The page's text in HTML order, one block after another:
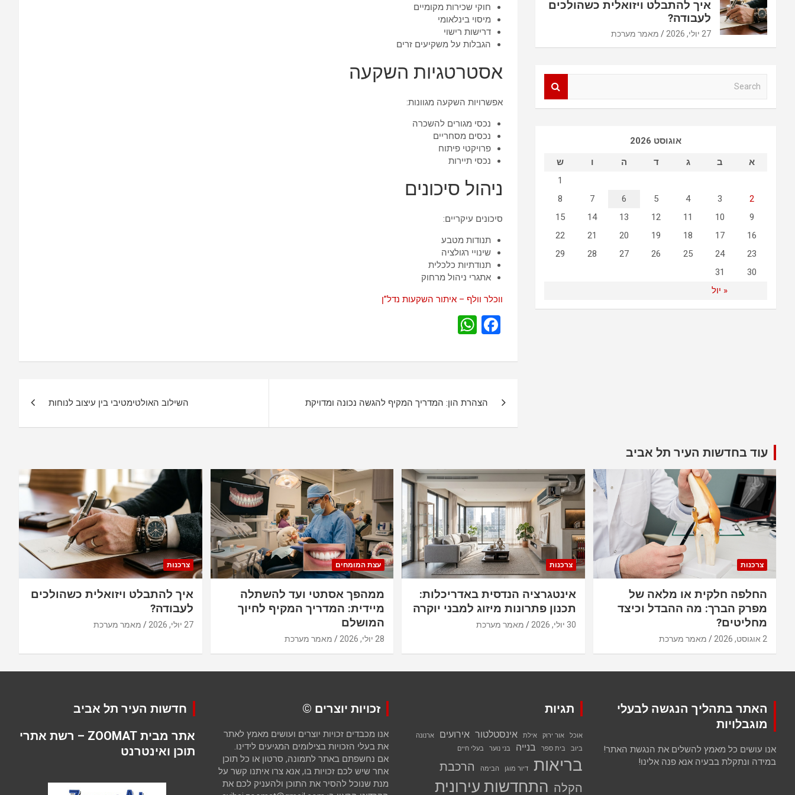
חוקי שכירות מקומיים
מיסוי בינלאומי
דרישות רישוי
הגבלות על משקיעים זרים
אסטרטגיות השקעה
אפשרויות השקעה מגוונות:
נכסי מגורים להשכרה
נכסים מסחריים
פרויקטי פיתוח
נכסי תיירות
ניהול סיכונים
סיכונים עיקריים:
תנודות מטבע
שינויי רגולציה
תנודתיות כלכלית
אתגרי ניהול מרחוק
ווכלר וולף – איתור השקעות נדל”ן
F
ce
o
W
at
A
ו
ט
הצהרת הון: המדריך המקיף להגשה נכונה ומדויקת השילוב האולטימטיבי בין עיצוב לנוחות
איך להתבלט ויזואלית כשהולכים
לעבודה?
27 יולי, 2026 מאמר מערכת
אוגוסט 2026
א
ב ג ד ה ו ש
« יול
1
2
3
4
5
6
7
8
9
10
11
12
13
14
15
16
17
18
19
20
21
22
23
24
25
26
27
28
29
30
31
עוד בחדשות העיר תל אביב
צרכנות
החלפה חלקית או מלאה של
מפרק הברך: מה ההבדל וכיצד
מחליטים?
2 אוגוסט, 2026 מאמר מערכת
צרכנות
אינטגרציה הנדסית באדריכלות:
תכנון פתרונות מיזוג למבני יוקרה
30 יולי, 2026 מאמר מערכת
עצת המומחים
ממהפך אסתטי ועד להשתלה
מיידית: המדריך המקיף לחיוך
המושלם
28 יולי, 2026 מאמר מערכת
צרכנות
איך להתבלט ויזואלית כשהולכים
לעבודה?
27 יולי, 2026 מאמר מערכת
האתר בתהליך הנגשה לבעלי
מוגבלויות
אנו עושים כל מאמץ להשלים את הנגשת האתר!
במידה ונתקלת בבעיה אנא פנה אלינו!
תגיות
אוכל אור ירוק אילת אינסטלטור אירועים
ארנונה
ביוב
בית ספר בנייה בני נוער בעלי חיים
בריאות דיור מוגן הבימה
הרכבת
הקלה התחדשות עירונית
זכויות יוצרים ©
אנו מכבדים זכויות יוצרים ועושים מאמץ לאתר
את בעלי הזכויות בצילומים המגיעים לידינו.
אם נחשפתם באתר לתמונה, סרטון או כל תוכן
אחר שיש לכם זכויות בו, אנא צרו איתנו קשר על
מנת שנוכל להסיר את התוכן ולהעניק לכם את
חדשות העיר תל אביב
אתר מבית ZOOMAT – רשת אתרי
תוכן ואינטרנט